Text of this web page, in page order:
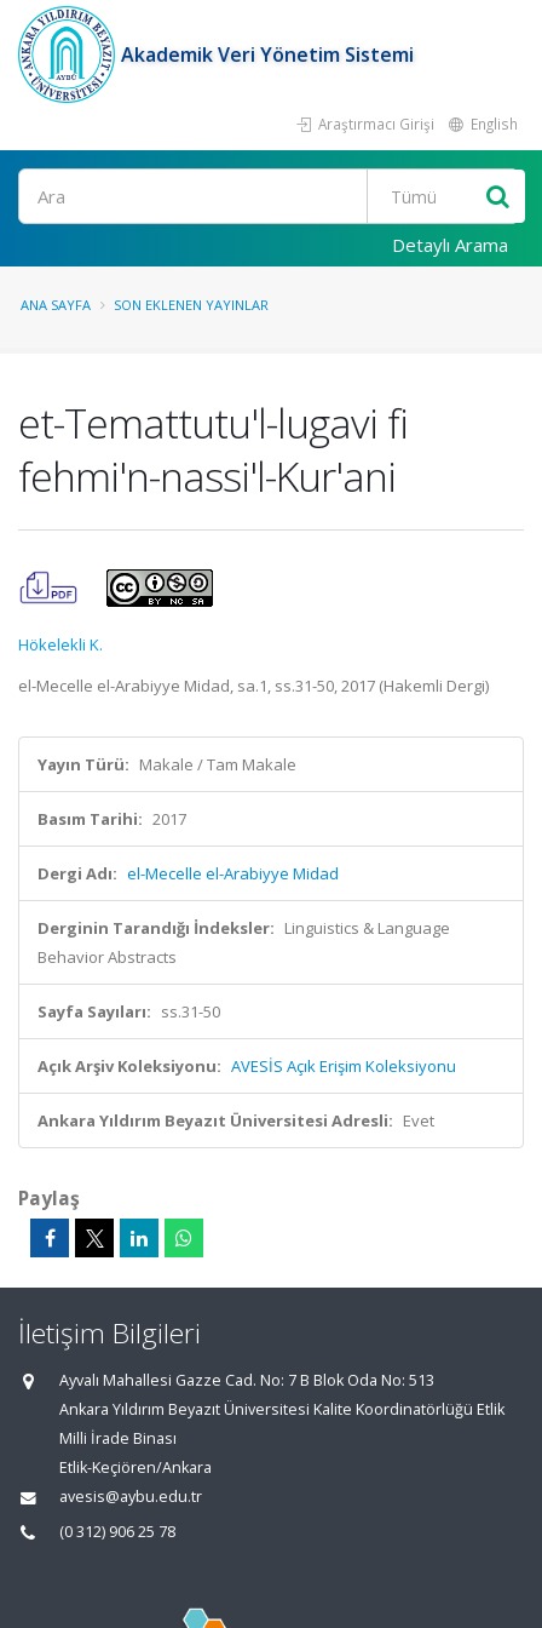
Akademik Veri Yönetim Sistemi
Araştırmacı Girişi English
Ara
Detaylı Arama
ANA SAYFA SON EKLENEN YAYINLAR
et-Temattutu'l-lugavi fi
fehmi'n-nassi'l-Kur'ani
Hökelekli K.
el-Mecelle el-Arabiyye Midad, sa.1, ss.31-50, 2017 (Hakemli Dergi)
Yayın Türü: Makale / Tam Makale
Basım Tarihi: 2017
Dergi Adı: el-Mecelle el-Arabiyye Midad
Derginin Tarandığı İndeksler: Linguistics & Language
Behavior Abstracts
Sayfa Sayıları: ss.31-50
Açık Arşiv Koleksiyonu: AVESİS Açık Erişim Koleksiyonu
Ankara Yıldırım Beyazıt Üniversitesi Adresli: Evet
Paylaş
İletişim Bilgileri
Ayvalı Mahallesi Gazze Cad. No: 7 B Blok Oda No: 513
Ankara Yıldırım Beyazıt Üniversitesi Kalite Koordinatörlüğü Etlik
Milli İrade Binası
Etlik-Keçiören/Ankara
avesis@aybu.edu.tr
(0 312) 906 25 78